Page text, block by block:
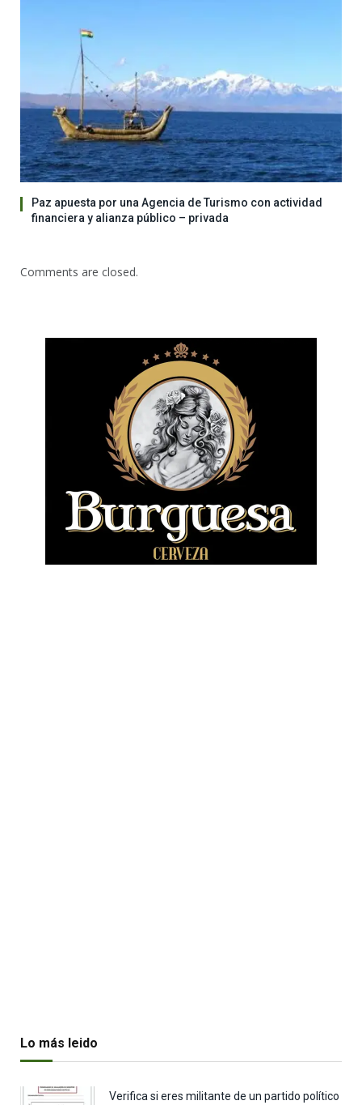
Paz apuesta por una Agencia de Turismo con actividad
financiera y alianza público – privada
Comments are closed.
Lo más leido
Verifica si eres militante de un partido político